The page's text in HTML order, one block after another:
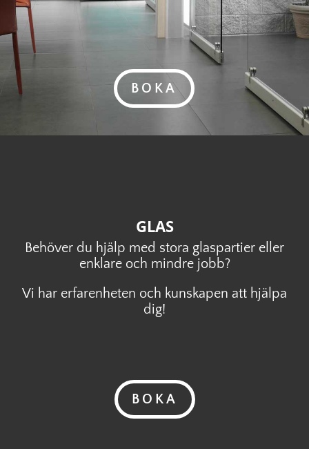
BOKA
GLAS
Behöver du hjälp med stora glaspartier eller
enklare och mindre jobb?
Vi har erfarenheten och kunskapen att hjälpa
dig!
BOKA